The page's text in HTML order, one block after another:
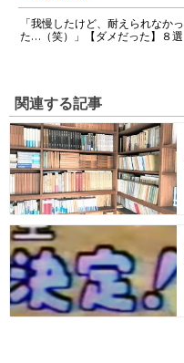
「我慢したけど、耐えられなかっ
た…（笑）」【ダメだった】８選
関連する記事